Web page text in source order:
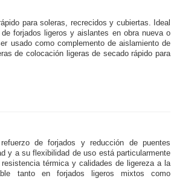
para soleras, recrecidos y cubiertas. Ideal
forjados ligeros y aislantes en obra nueva o
usado como complemento de aislamiento de
de colocación ligeras de secado rápido para
de forjados y reducción de puentes
y a su flexibilidad de uso está particularmente
térmica y calidades de ligereza a la
tanto en forjados ligeros mixtos como